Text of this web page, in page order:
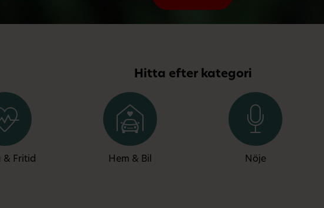
Hitta efter kategori
& Fritid Hem & Bil Nöje